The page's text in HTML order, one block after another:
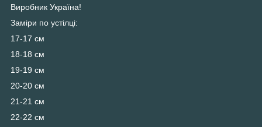
Виробник Україна!
Заміри по устілці:
17-17 см
18-18 см
19-19 см
20-20 см
21-21 см
22-22 см